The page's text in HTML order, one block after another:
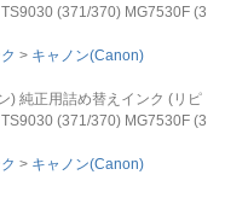
(371/370) MG7530F (3
キャノン(Canon)
) 純正用詰め替えインク (リピ
(371/370) MG7530F (3
キャノン(Canon)